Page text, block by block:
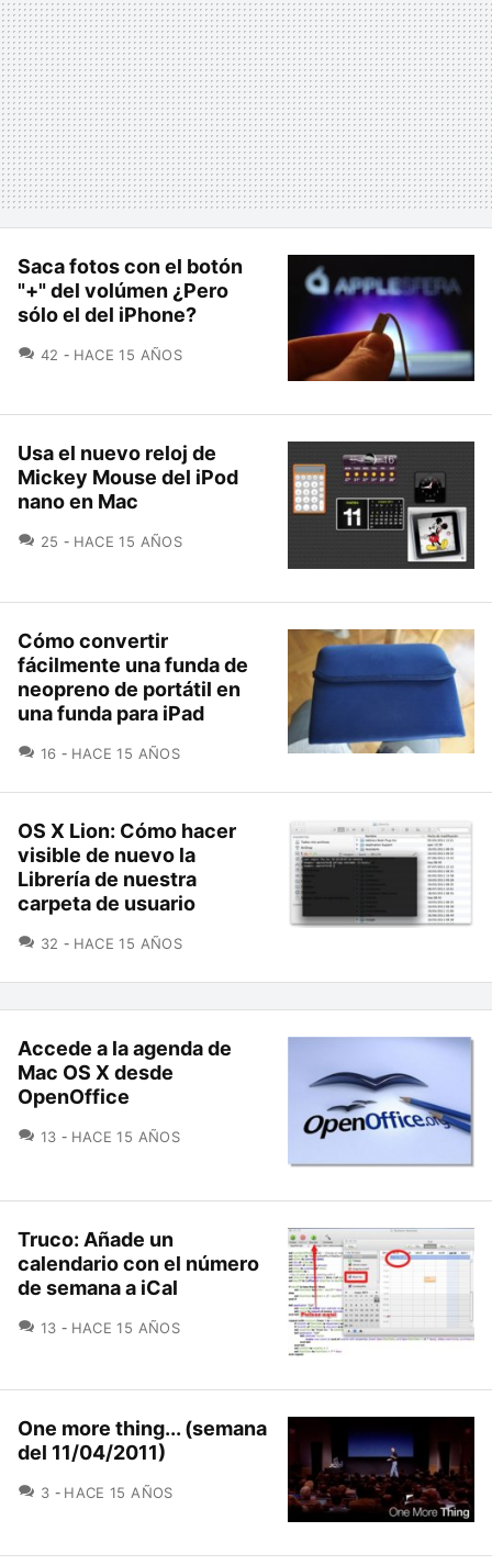
Saca fotos con el botón
"+" del volúmen ¿Pero
sólo el del iPhone?
42 COMENTARIOS
HACE 15 AÑOS
Usa el nuevo reloj de
Mickey Mouse del iPod
nano en Mac
25 COMENTARIOS
HACE 15 AÑOS
Cómo convertir
fácilmente una funda de
neopreno de portátil en
una funda para iPad
16 COMENTARIOS
HACE 15 AÑOS
OS X Lion: Cómo hacer
visible de nuevo la
Librería de nuestra
carpeta de usuario
32 COMENTARIOS
HACE 15 AÑOS
Accede a la agenda de
Mac OS X desde
OpenOffice
13 COMENTARIOS
HACE 15 AÑOS
Truco: Añade un
calendario con el número
de semana a iCal
13 COMENTARIOS
HACE 15 AÑOS
One more thing... (semana
del 11/04/2011)
3 COMENTARIOS
HACE 15 AÑOS